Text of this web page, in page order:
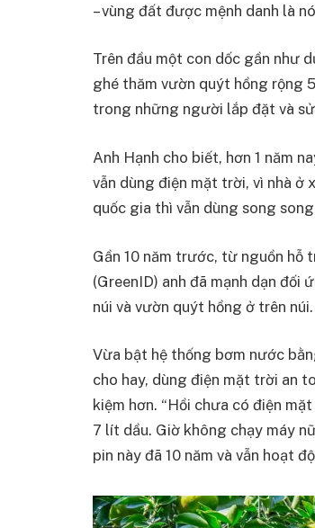
– vùng đất được mệnh danh là
Trên đầu một con dốc gần như
ghé thăm vườn quýt hồng rộng
trong những người lắp đặt và
Anh Hạnh cho biết, hơn 1 năm
vẫn dùng điện mặt trời, vì nhà ở
quốc gia thì vẫn dùng song
Gần 10 năm trước, từ nguồn hỗ
(GreenID) anh đã mạnh dạn
núi và vườn quýt hồng ở trên núi.
Vừa bật hệ thống bơm nước
cho hay, dùng điện mặt trời an
kiệm hơn. “Hồi chưa có điện
7 lít dầu. Giờ không chạy máy
pin này đã 10 năm và vẫn hoạt